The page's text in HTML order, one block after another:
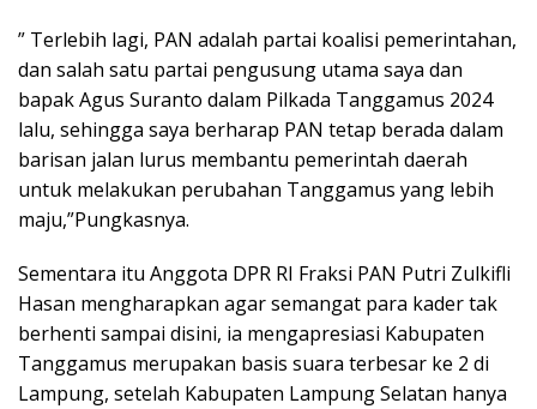
” Terlebih lagi, PAN adalah partai koalisi pemerintahan,
dan salah satu partai pengusung utama saya dan
bapak Agus Suranto dalam Pilkada Tanggamus 2024
lalu, sehingga saya berharap PAN tetap berada dalam
barisan jalan lurus membantu pemerintah daerah
untuk melakukan perubahan Tanggamus yang lebih
maju,”Pungkasnya.
Sementara itu Anggota DPR RI Fraksi PAN Putri Zulkifli
Hasan mengharapkan agar semangat para kader tak
berhenti sampai disini, ia mengapresiasi Kabupaten
Tanggamus merupakan basis suara terbesar ke 2 di
Lampung, setelah Kabupaten Lampung Selatan hanya